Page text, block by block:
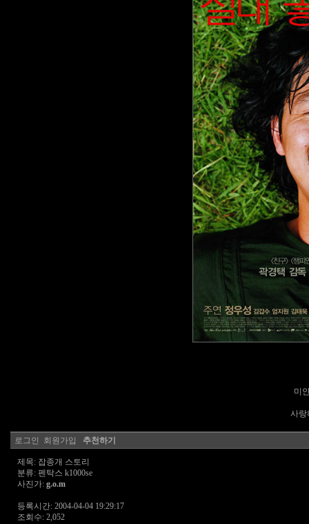
미
사랑
로그인 회원가입 추천하기
제목: 잡종개 스토리
분류: 펜탁스 k1000se
사진가: g.o.m
등록시간: 2004-04-04 19:29:17
조회수: 2,052